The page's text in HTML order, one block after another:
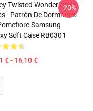
Twisted Wonderland
- Patrón De Dormitorio
Samsung
Soft Case RB0301
€ - 16,10 €
-20%